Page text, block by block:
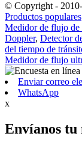
© Copyright - 2010-
Productos populares
Medidor de flujo de
Doppler, Detector
del tiempo de
Medidor de flujo
Enviar correo
WhatsApp
x
Envíanos tu